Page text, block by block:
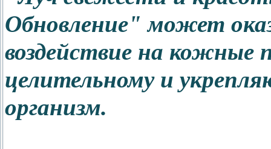
Обновление" может
воздействие на кожные
целительному и
организм.